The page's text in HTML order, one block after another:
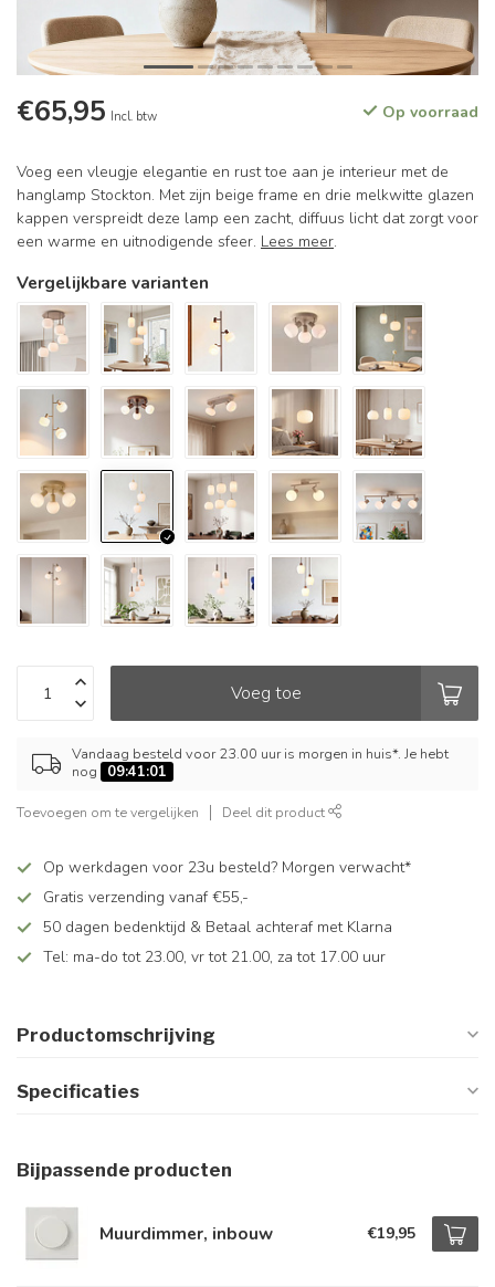
€65,95 Incl. btw Op voorraad
Voeg een vleugje elegantie en rust toe aan je interieur met de
hanglamp Stockton. Met zijn beige frame en drie melkwitte glazen
kappen verspreidt deze lamp een zacht, diffuus licht dat zorgt voor
een warme en uitnodigende sfeer. Lees meer.
Vergelijkbare varianten
Voeg toe
Vandaag besteld voor 23.00 uur is morgen in huis*. Je hebt
nog
09:41:01
Toevoegen om te vergelijken Deel dit product
Op werkdagen voor 23u besteld? Morgen verwacht*
Gratis verzending vanaf €55,-
50 dagen bedenktijd & Betaal achteraf met Klarna
Tel: ma-do tot 23.00, vr tot 21.00, za tot 17.00 uur
Productomschrijving
Specificaties
Bijpassende producten
Muurdimmer, inbouw €19,95